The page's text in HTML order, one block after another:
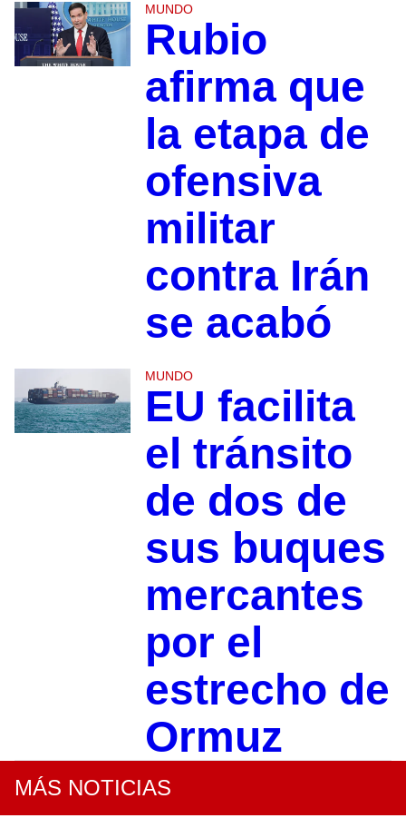
MUNDO
Rubio
afirma que
la etapa de
ofensiva
militar
contra Irán
se acabó
MUNDO
EU facilita
el tránsito
de dos de
sus buques
mercantes
por el
estrecho de
Ormuz
MÁS NOTICIAS